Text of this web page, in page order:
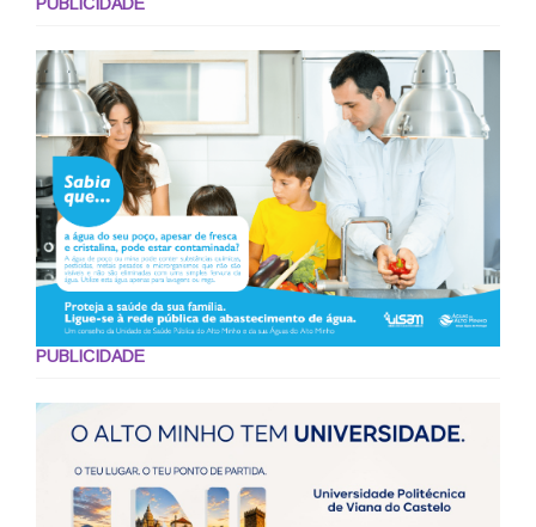
PUBLICIDADE
PUBLICIDADE